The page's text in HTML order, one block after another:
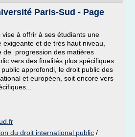
Paris-Sud - Page
à offrir à ses étudiants une
et de très haut niveau,
de progression des matières
vers des finalités plus spécifiques
approfondi, le droit public des
et européen, soit encore vers
du droit international public /